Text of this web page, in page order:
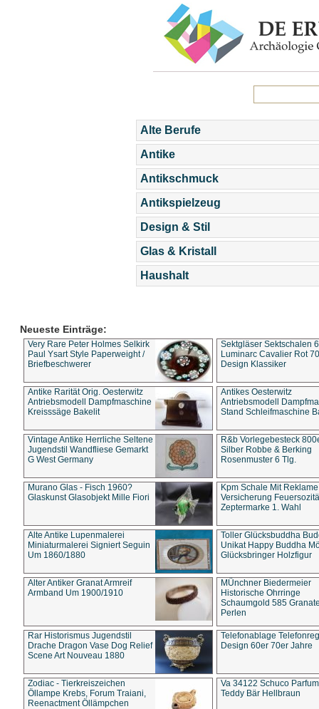
Alte Berufe
Antike
Antikschmuck
Antikspielzeug
Design & Stil
Glas & Kristall
Haushalt
Neueste Einträge:
Very Rare Peter Holmes Selkirk
Paul Ysart Style Paperweight /
Briefbeschwerer
Sektgläser Sektschalen
Luminarc Cavalier Rot
Design Klassiker
Antike Rarität Orig. Oesterwitz
Antriebsmodell Dampfmaschine
Kreisssäge Bakelit
Antikes Oesterwitz
Antriebsmodell
Stand Schleifmaschine
Vintage Antike Herrliche Seltene
Jugendstil Wandfliese Gemarkt
G West Germany
R&b Vorlegebesteck
Silber Robbe & Berking
Rosenmuster 6 Tlg.
Murano Glas - Fisch 1960?
Glaskunst Glasobjekt Mille Fiori
Kpm Schale Mit Reklame
Versicherung
Zeptermarke 1. Wahl
Alte Antike Lupenmalerei
Miniaturmalerei Signiert Seguin
Um 1860/1880
Toller Glücksbuddha
Unikat Happy Buddha
Glücksbringer Holzfigur
Alter Antiker Granat Armreif
Armband Um 1900/1910
MÜnchner Biedermeier
Historische Ohrringe
Schaumgold 585
Perlen
Rar Historismus Jugendstil
Drache Dragon Vase Dog Relief
Scene Art Nouveau 1880
Telefonablage
Design 60er 70er Jahre
Zodiac - Tierkreiszeichen
Öllampe Krebs, Forum Traiani,
Reenactment Öllämpchen
Va 34122 Schuco
Teddy Bär Hellbraun